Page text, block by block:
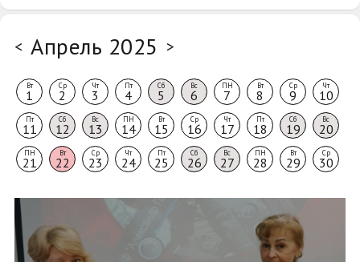
< Апрель 2025 >
Вт
1
Ср
2
Чт
3
Пт
4
Сб
5
Вс
6
ПН
7
Вт
8
Ср
9
Чт
10
Пт
11
Сб
12
Вс
13
ПН
14
Вт
15
Ср
16
Чт
17
Пт
18
Сб
19
Вс
20
ПН
21
Вт
22
Ср
23
Чт
24
Пт
25
Сб
26
Вс
27
ПН
28
Вт
29
Ср
30